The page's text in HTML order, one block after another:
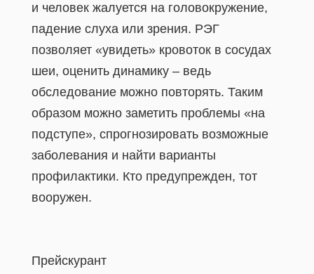
и человек жалуется на головокружение,
падение слуха или зрения. РЭГ
позволяет «увидеть» кровоток в сосудах
шеи, оценить динамику – ведь
обследование можно повторять. Таким
образом можно заметить проблемы «на
подступе», спрогнозировать возможные
заболевания и найти варианты
профилактики. Кто предупрежден, тот
вооружен.
Прейскурант